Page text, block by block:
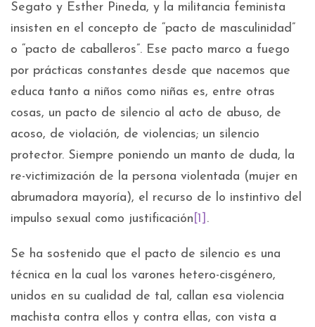
Segato y Esther Pineda, y la militancia feminista
insisten en el concepto de “pacto de masculinidad”
o “pacto de caballeros”. Ese pacto marco a fuego
por prácticas constantes desde que nacemos que
educa tanto a niños como niñas es, entre otras
cosas, un pacto de silencio al acto de abuso, de
acoso, de violación, de violencias; un silencio
protector. Siempre poniendo un manto de duda, la
re-victimización de la persona violentada (mujer en
abrumadora mayoría), el recurso de lo instintivo del
impulso sexual como justificación [1] .
Se ha sostenido que el pacto de silencio es una
técnica en la cual los varones hetero-cisgénero,
unidos en su cualidad de tal, callan esa violencia
machista contra ellos y contra ellas, con vista a